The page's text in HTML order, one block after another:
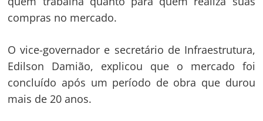
compras no mercado.
O vice-governador e secretário de Infraestrutura,
Edilson Damião, explicou que o mercado foi
concluído após um período de obra que durou
mais de 20 anos.